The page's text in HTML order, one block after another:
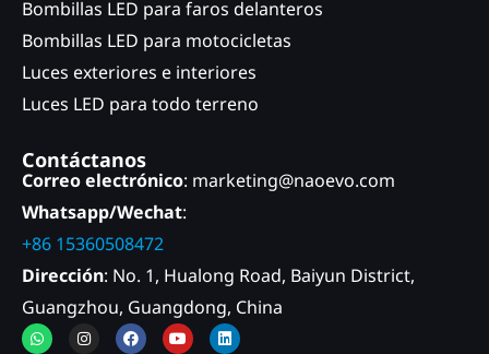
Bombillas LED para faros delanteros
Bombillas LED para motocicletas
Luces exteriores e interiores
Luces LED para todo terreno
Contáctanos
Correo electrónico: marketing@naoevo.com
Whatsapp/Wechat:
+86 15360508472
Dirección: No. 1, Hualong Road, Baiyun District,
Guangzhou, Guangdong, China
WhatsappInstagramFacebookYoutubeLinkedin